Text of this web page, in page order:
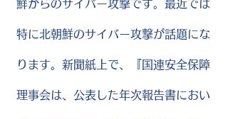
鮮からのサイバー攻撃です。最近では
特に北朝鮮のサイバー攻撃が話題にな
ります。新聞紙上で、『国連安全保障
理事会は、公表した年次報告書におい